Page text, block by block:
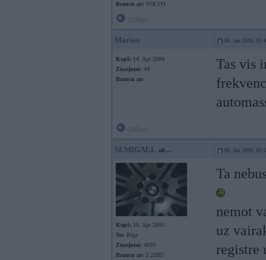
Braucu ar: VOLVO
Marioo 06. Jan 2006,
Kopš: 14. Apr 2004
Ziņojumi: 44
Braucu ar:
Tas vis
SEMIGALL 06. Jan 2006,
Kopš: 10. Apr 2005
No: Rīga
Ziņojumi: 4693
Braucu ar: 3.2DID
Ta
nemot
uz
registre